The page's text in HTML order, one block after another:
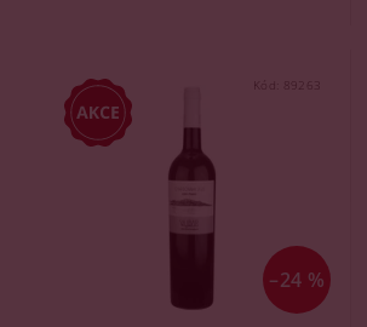
–24 %
Kód: 89263